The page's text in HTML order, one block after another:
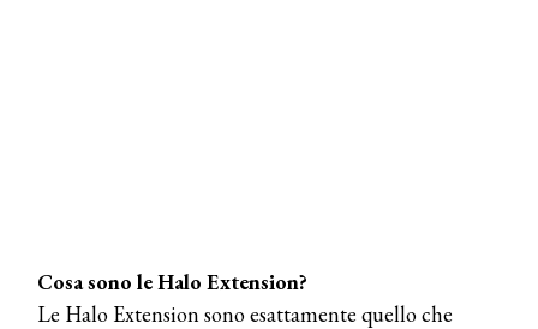
Cosa sono le Halo Extension?
Le Halo Extension sono esattamente quello che